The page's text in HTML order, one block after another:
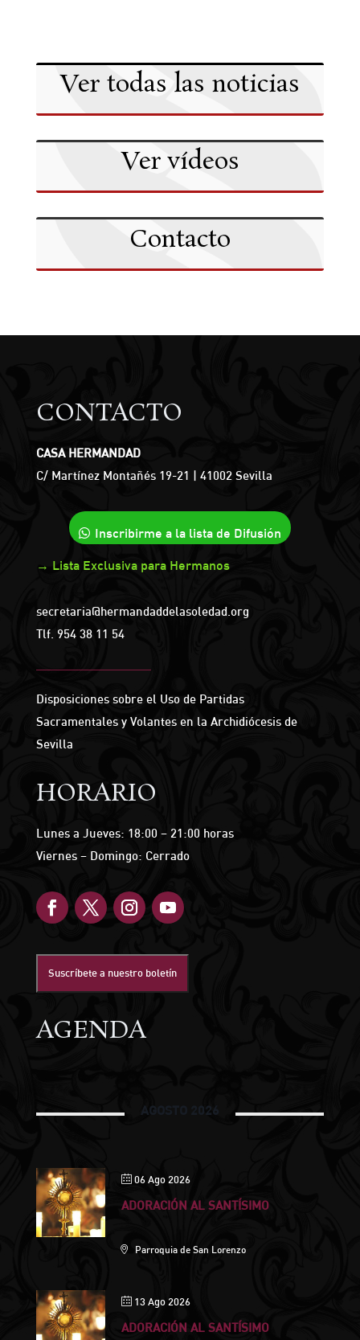
Ver todas las noticias
Ver vídeos
Contacto
CONTACTO
CASA HERMANDAD
C/ Martínez Montañés 19-21 | 41002 Sevilla
Inscribirme a la lista de Difusión
→ Lista Exclusiva para Hermanos
secretaria@hermandaddelasoledad.org
Tlf. 954 38 11 54
Disposiciones sobre el Uso de Partidas
Sacramentales y Volantes en la Archidiócesis de
Sevilla
HORARIO
Lunes a Jueves: 18:00 – 21:00 horas
Viernes – Domingo: Cerrado
Suscríbete a nuestro boletín
AGENDA
AGOSTO 2026
06 Ago 2026
ADORACIÓN AL SANTÍSIMO
Parroquia de San Lorenzo
13 Ago 2026
ADORACIÓN AL SANTÍSIMO